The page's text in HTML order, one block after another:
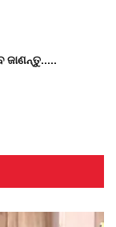
ଜାଣନ୍ତୁ.....